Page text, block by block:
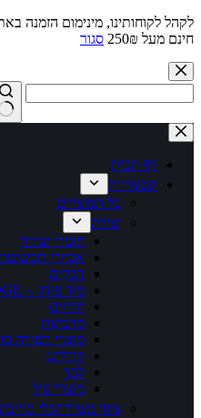
חינם מעל 250₪
סגור
Skip
to
content
No
results
דף הבית
קטגוריות
כל המוצרים
יצירה
חומרי יצירה
אביזרי
דבקים
מוד פודג' – MOD-PODGE
חרוזים
מדבקות
מוצרי תפירה
קווילינג
לבד
מוצרי סול
ציוד משרדי/כלי כתיבה